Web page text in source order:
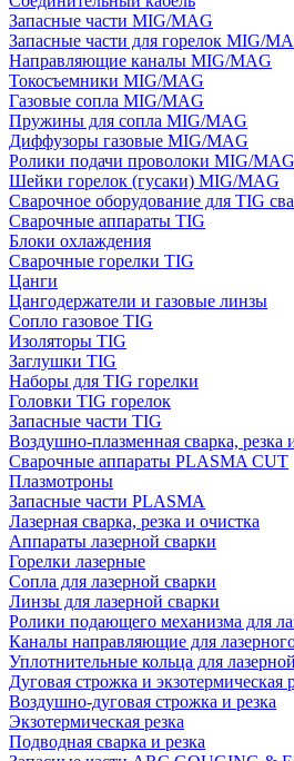
Запасные части MIG/MAG
Запасные части для горелок MIG/
Направляющие каналы MIG/MAG
Токосъемники MIG/MAG
Газовые сопла MIG/MAG
Пружины для сопла MIG/MAG
Диффузоры газовые MIG/MAG
Ролики подачи проволоки MIG/MAG
Шейки горелок (гусаки) MIG/MAG
Сварочное оборудование для TIG
Сварочные аппараты TIG
Блоки охлаждения
Сварочные горелки TIG
Цанги
Цангодержатели и газовые линзы
Сопло газовое TIG
Изоляторы TIG
Заглушки TIG
Наборы для TIG горелки
Головки TIG горелок
Запасные части TIG
Воздушно-плазменная сварка, резка
Сварочные аппараты PLASMA CUT
Плазмотроны
Запасные части PLASMA
Лазерная сварка, резка и очистка
Аппараты лазерной сварки
Горелки лазерные
Сопла для лазерной сварки
Линзы для лазерной сварки
Ролики подающего механизма для
Каналы направляющие для
Уплотнительные кольца для
Дуговая строжка и экзотермическая
Воздушно-дуговая строжка и резка
Экзотермическая резка
Подводная сварка и резка